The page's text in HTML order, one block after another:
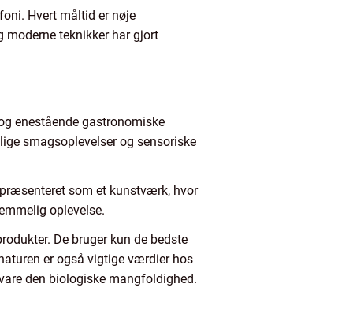
Hvert måltid er nøje
moderne teknikker har gjort
enestående gastronomiske
smagsoplevelser og sensoriske
som et kunstværk, hvor
oplevelse.
De bruger kun de bedste
er også vigtige værdier hos
den biologiske mangfoldighed.